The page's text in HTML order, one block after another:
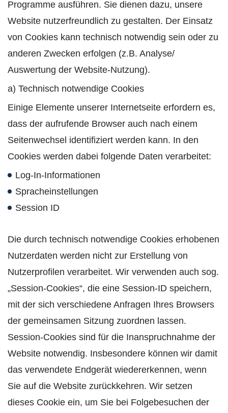
Programme ausführen. Sie dienen dazu, unsere
Website nutzerfreundlich zu gestalten. Der Einsatz
von Cookies kann technisch notwendig sein oder zu
anderen Zwecken erfolgen (z.B. Analyse/
Auswertung der Website-Nutzung).
a) Technisch notwendige Cookies
Einige Elemente unserer Internetseite erfordern es,
dass der aufrufende Browser auch nach einem
Seitenwechsel identifiziert werden kann. In den
Cookies werden dabei folgende Daten verarbeitet:
Log-In-Informationen
Spracheinstellungen
Session ID
Die durch technisch notwendige Cookies erhobenen
Nutzerdaten werden nicht zur Erstellung von
Nutzerprofilen verarbeitet. Wir verwenden auch sog.
„Session-Cookies“, die eine Session-ID speichern,
mit der sich verschiedene Anfragen Ihres Browsers
der gemeinsamen Sitzung zuordnen lassen.
Session-Cookies sind für die Inanspruchnahme der
Website notwendig. Insbesondere können wir damit
das verwendete Endgerät wiedererkennen, wenn
Sie auf die Website zurückkehren. Wir setzen
dieses Cookie ein, um Sie bei Folgebesuchen der